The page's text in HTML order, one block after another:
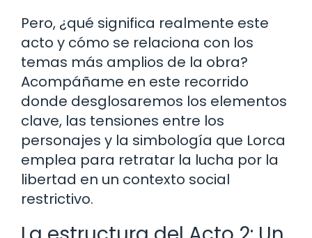
Pero, ¿qué significa realmente este
acto y cómo se relaciona con los
temas más amplios de la obra?
Acompáñame en este recorrido
donde desglosaremos los elementos
clave, las tensiones entre los
personajes y la simbología que Lorca
emplea para retratar la lucha por la
libertad en un contexto social
restrictivo.